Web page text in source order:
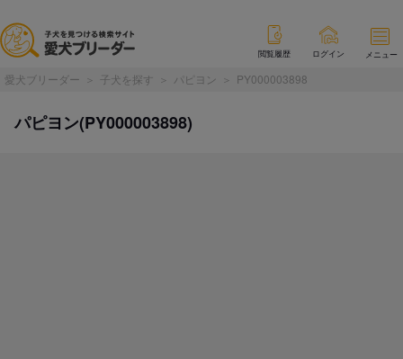
閲覧履歴 ログイン メニュー
愛犬ブリーダー 子犬を探す パピヨン PY000003898
パピヨン(PY000003898)